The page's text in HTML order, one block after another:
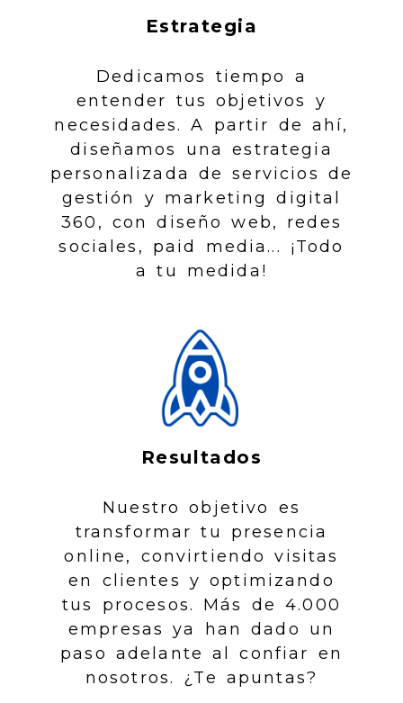
Estrategia
Dedicamos tiempo a
entender tus objetivos y
necesidades. A partir de ahí,
diseñamos una estrategia
personalizada de servicios de
gestión y marketing digital
360, con diseño web, redes
sociales, paid media... ¡Todo
a tu medida!
Resultados
Nuestro objetivo es
transformar tu presencia
online, convirtiendo visitas
en clientes y optimizando
tus procesos. Más de 4.000
empresas ya han dado un
paso adelante al confiar en
nosotros. ¿Te apuntas?